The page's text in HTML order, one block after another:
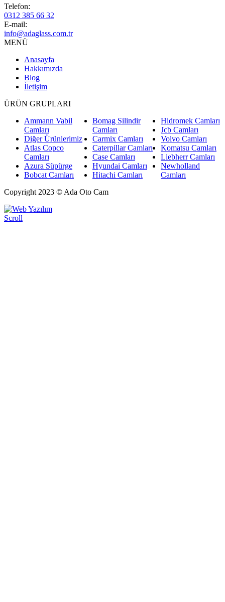
Telefon:
0312 385 66 32
E-mail:
info@adaglass.com.tr
MENÜ
Anasayfa
Hakkımızda
Blog
İletişim
ÜRÜN GRUPLARI
Ammann Vabil
Camları
Diğer Ürünlerimiz
Atlas Copco
Camları
Azura Süpürge
Bobcat Camları
Bomag Silindir
Camları
Carmix Camları
Caterpillar Camları
Case Camları
Hyundai Camları
Hitachi Camları
Hidromek Camları
Jcb Camları
Volvo Camları
Komatsu Camları
Liebherr Camları
Newholland
Camları
Copyright 2023 © Ada Oto Cam
Scroll